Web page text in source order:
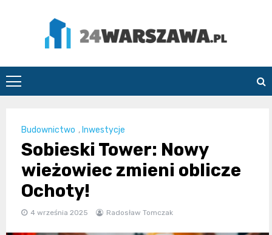
24Warszawa.pl
Budownictwo , Inwestycje
Sobieski Tower: Nowy
wieżowiec zmieni oblicze
Ochoty!
4 września 2025 Radosław Tomczak